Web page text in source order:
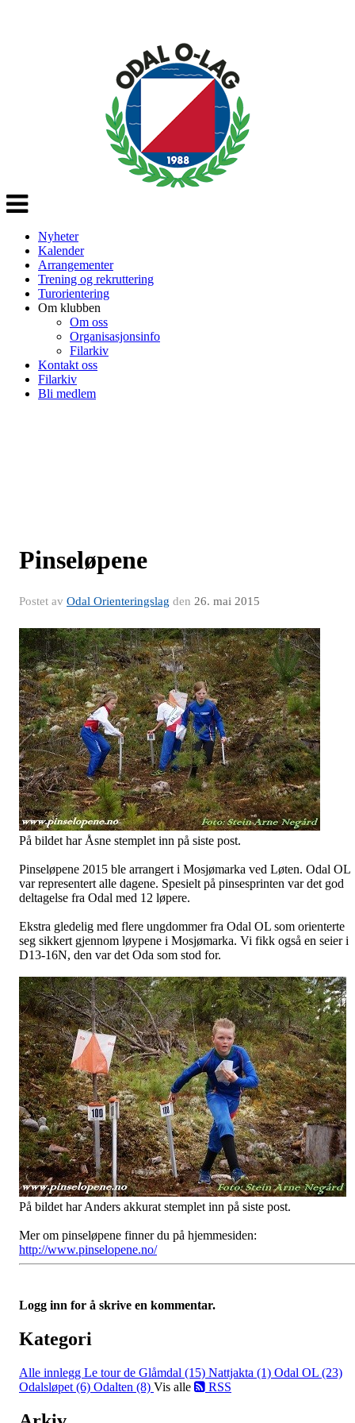
Veksle
navigasjon
Nyheter
Kalender
Arrangementer
Trening og rekruttering
Turorientering
Om klubben
Om oss
Organisasjonsinfo
Filarkiv
Kontakt oss
Filarkiv
Bli medlem
Pinseløpene
Postet av Odal Orienteringslag den 26. mai 2015
På bildet har Åsne stemplet inn på siste post.
Pinseløpene 2015 ble arrangert i Mosjømarka ved Løten. Odal OL
var representert alle dagene. Spesielt på pinsesprinten var det god
deltagelse fra Odal med 12 løpere.
Ekstra gledelig med flere ungdommer fra Odal OL som orienterte
seg sikkert gjennom løypene i Mosjømarka. Vi fikk også en seier i
D13-16N, den var det Oda som stod for.
På bildet har Anders akkurat stemplet inn på siste post.
Mer om pinseløpene finner du på hjemmesiden:
http://www.pinselopene.no/
Logg inn for å skrive en kommentar.
Kategori
Alle innlegg Le tour de Glåmdal (15) Nattjakta (1) Odal OL (23)
Odalsløpet (6) Odalten (8) Vis alle RSS